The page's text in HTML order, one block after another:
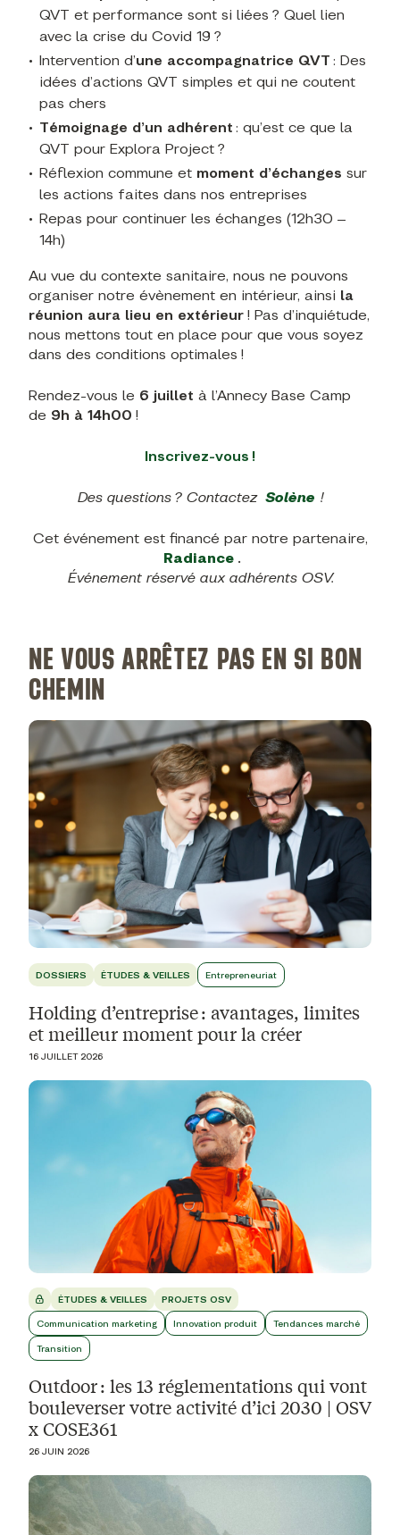
QVT et performance sont si liées ? Quel lien
avec la crise du Covid 19 ?
Intervention d’une accompagnatrice QVT : Des
idées d’actions QVT simples et qui ne coutent
pas chers
Témoignage d’un adhérent : qu’est ce que la
QVT pour Explora Project ?
Réflexion commune et moment d’échanges sur
les actions faites dans nos entreprises
Repas pour continuer les échanges (12h30 –
14h)
Au vue du contexte sanitaire, nous ne pouvons
organiser notre évènement en intérieur, ainsi la
réunion aura lieu en extérieur ! Pas d’inquiétude,
nous mettons tout en place pour que vous soyez
dans des conditions optimales !
Rendez-vous le 6 juillet à l’Annecy Base Camp
de 9h à 14h00 !
Inscrivez-vous !
Des questions ? Contactez Solène !
Cet événement est financé par notre partenaire,
Radiance .
Événement réservé aux adhérents OSV.
NE VOUS ARRÊTEZ PAS EN SI BON
CHEMIN
DOSSIERS ÉTUDES & VEILLES Entrepreneuriat
Holding d’entreprise : avantages, limites
et meilleur moment pour la créer
16 JUILLET 2026
ÉTUDES & VEILLES PROJETS OSV
Communication marketing Innovation produit Tendances marché
Transition
Outdoor : les 13 réglementations qui vont
bouleverser votre activité d’ici 2030 | OSV
x COSE361
26 JUIN 2026